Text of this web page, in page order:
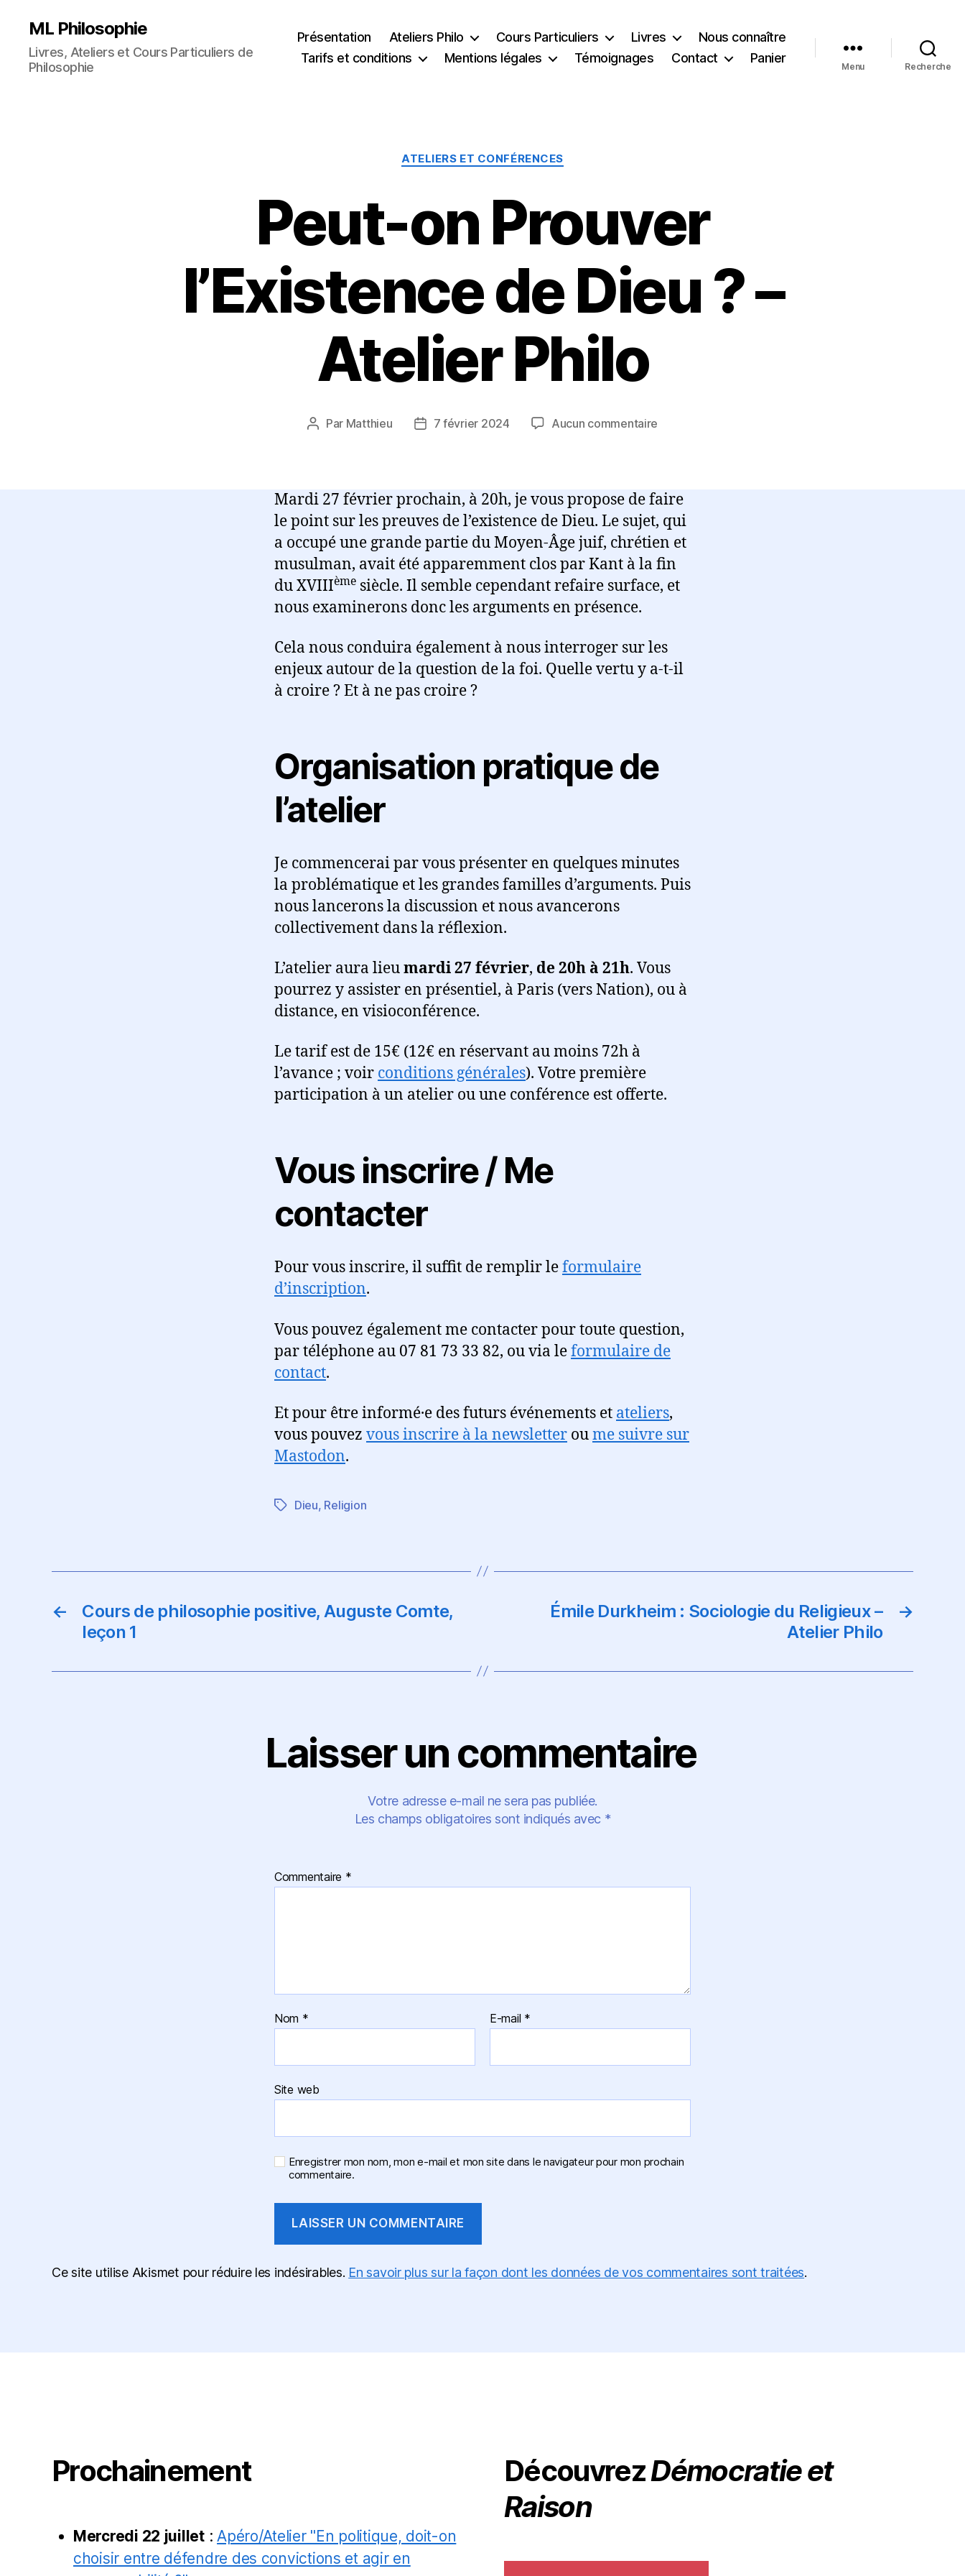
ML Philosophie
Livres, Ateliers et Cours Particuliers de
Philosophie
Présentation Ateliers Philo Cours Particuliers Livres
Nous connaître
Tarifs et conditions
Mentions légales Témoignages Contact Panier
Menu Recherche
Catégories
ATELIERS ET CONFÉRENCES
Peut-on Prouver
l’Existence de Dieu ? –
Atelier Philo
Auteur
Par Matthieu
Date7 février 2024 Aucun commentaire
l’Existence
de
Dieu
?
–
Atelier
Philo
Mardi 27 février prochain, à 20h, je vous propose de faire
le point sur les preuves de l’existence de Dieu. Le sujet, qui
a occupé une grande partie du Moyen-Âge juif, chrétien et
musulman, avait été apparemment clos par Kant à la fin
du XVIIIème siècle. Il semble cependant refaire surface, et
nous examinerons donc les arguments en présence.
Cela nous conduira également à nous interroger sur les
enjeux autour de la question de la foi. Quelle vertu y a-t-il
à croire ? Et à ne pas croire ?
Organisation pratique de
l’atelier
Je commencerai par vous présenter en quelques minutes
la problématique et les grandes familles d’arguments. Puis
nous lancerons la discussion et nous avancerons
collectivement dans la réflexion.
L’atelier aura lieumardi 27 février, de 20h à 21h. Vous
pourrez y assister en présentiel, à Paris (vers Nation), ou à
distance, en visioconférence.
Le tarif est de 15€ (12€ en réservant au moins 72h à
l’avance ; voir conditions générales). Votre première
participation à un atelier ou une conférence est offerte.
Vous inscrire / Me
contacter
Pour vous inscrire, il suffit de remplir leformulaire
d’inscription.
Vous pouvez également me contacter pour toute question,
par téléphone au 07 81 73 33 82, ou via leformulaire de
contact.
Et pour être informé·e des futurs événements et ateliers,
vous pouvez vous inscrire à la newsletter oume suivre sur
Mastodon.
Étiquettes
Dieu, Religion
←
Cours de philosophie positive, Auguste Comte,
leçon 1
→
Émile Durkheim : Sociologie du Religieux –
Atelier Philo
Laisser un commentaire
Votre adresse e-mail ne sera pas publiée.
Les champs obligatoires sont indiqués avec *
Commentaire *
Nom * E-mail *
Site web
Enregistrer mon nom, mon e-mail et mon site dans le navigateur pour mon prochain
commentaire.
Ce site utilise Akismet pour réduire les indésirables. En savoir plus sur la façon dont les données de vos commentaires sont traitées.
Prochainement
Mercredi 22 juillet:Apéro/Atelier "En politique, doit-on
choisir entre défendre des convictions et agir en
DécouvrezDémocratie et
Raison